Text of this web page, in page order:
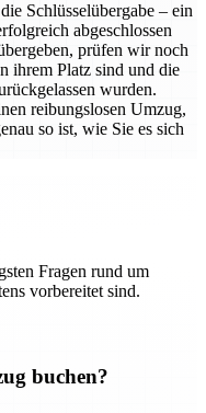
Schlüsselübergabe – ein
abgeschlossen
prüfen wir noch
ihrem Platz sind und die
wurden.
reibungslosen Umzug,
so ist, wie Sie es sich
Fragen rund um
vorbereitet sind.
buchen?